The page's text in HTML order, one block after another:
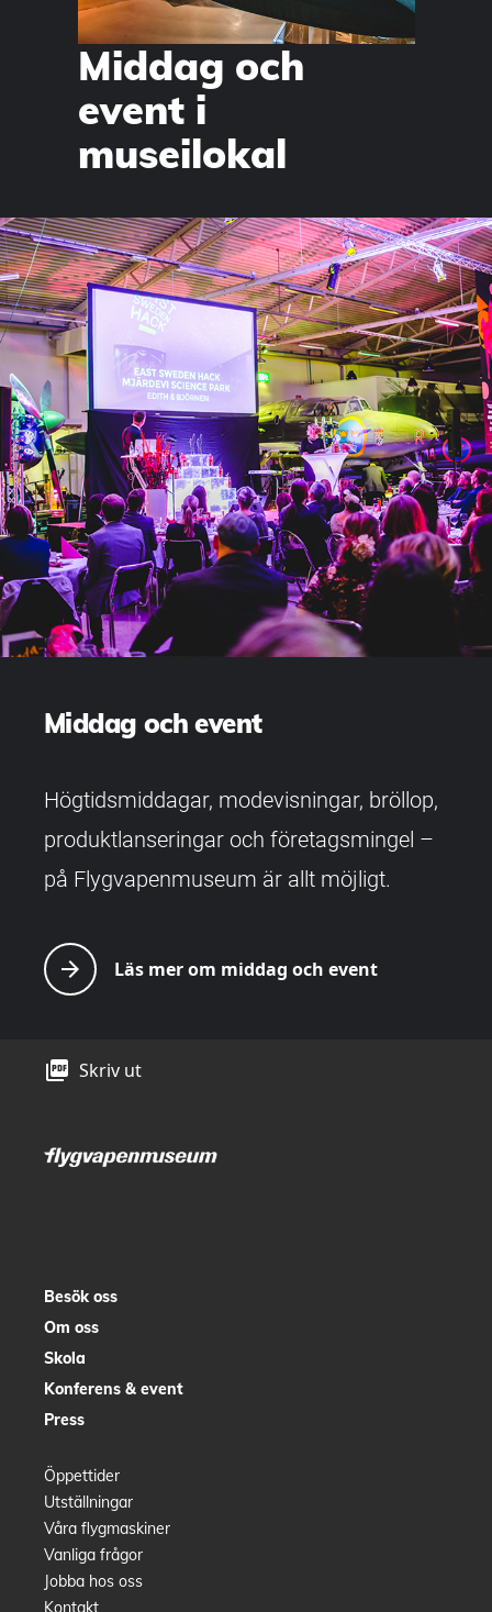
Middag och
event i
museilokal
Middag och event
Högtidsmiddagar, modevisningar, bröllop,
produktlanseringar och företagsmingel –
på Flygvapenmuseum är allt möjligt.
arrow_forward Läs mer om middag och event
picture_as_pdf Skriv ut
Besök oss
Om oss
Skola
Konferens & event
Press
Öppettider
Utställningar
Våra flygmaskiner
Vanliga frågor
Jobba hos oss
Kontakt